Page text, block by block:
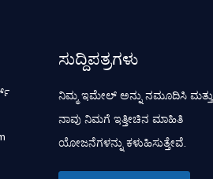
ಸುದ್ದಿಪತ್ರಗಳು
ನಿಮ್ಮ ಇಮೇಲ್ ಅನ್ನು ನಮೂದಿಸಿ ಮತ್ತು
ನಾವು ನಿಮಗೆ ಇತ್ತೀಚಿನ ಮಾಹಿತಿ
ಯೋಜನೆಗಳನ್ನು ಕಳುಹಿಸುತ್ತೇವೆ.